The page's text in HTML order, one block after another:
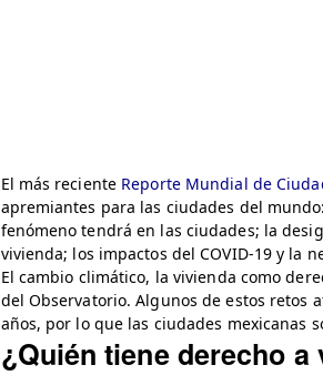
El más reciente Reporte Mundial de
apremiantes para las ciudades del
fenómeno tendrá en las ciudades; la
vivienda; los impactos del COVID-19 y la
El cambio climático, la vivienda como
del Observatorio. Algunos de estos retos
años, por lo que las ciudades mexicanas
¿Quién tiene derecho